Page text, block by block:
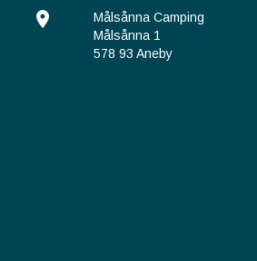
location_on
Målsånna Camping
Målsånna 1
578 93 Aneby